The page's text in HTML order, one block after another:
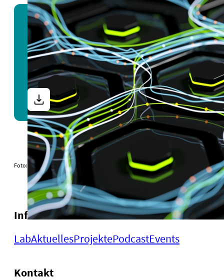
ARTIKEL | 205KB
Digitalisierung fördert Transformationen der
Foto: iStock/Olemedia
Informationen
LabAktuellesProjektePodcastEvents
Kontakt